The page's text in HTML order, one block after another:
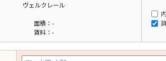
ヴェルクレール
面積：-
賃料：-